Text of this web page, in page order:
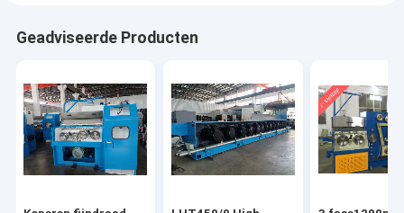
Geadviseerde Producten